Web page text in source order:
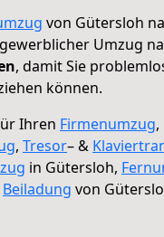
von Gütersloh
Umzug
, damit Sie
können.
Ihren Firmenumzug,
, Tresor– &
in Gütersloh,
Beiladung von